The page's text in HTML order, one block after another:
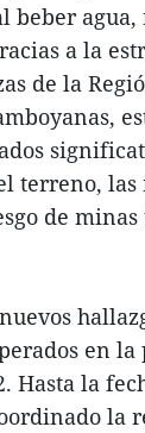
beber
a la
de la
terreno,
de minas
en la
Hasta la
la